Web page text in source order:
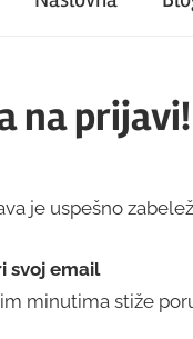
na prijavi!
je uspešno
svoj email
minutima stiže